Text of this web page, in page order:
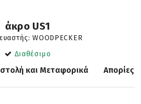
άκρο US1
WOODPECKER
Διαθέσιμο
και Μεταφορικά Απορίες